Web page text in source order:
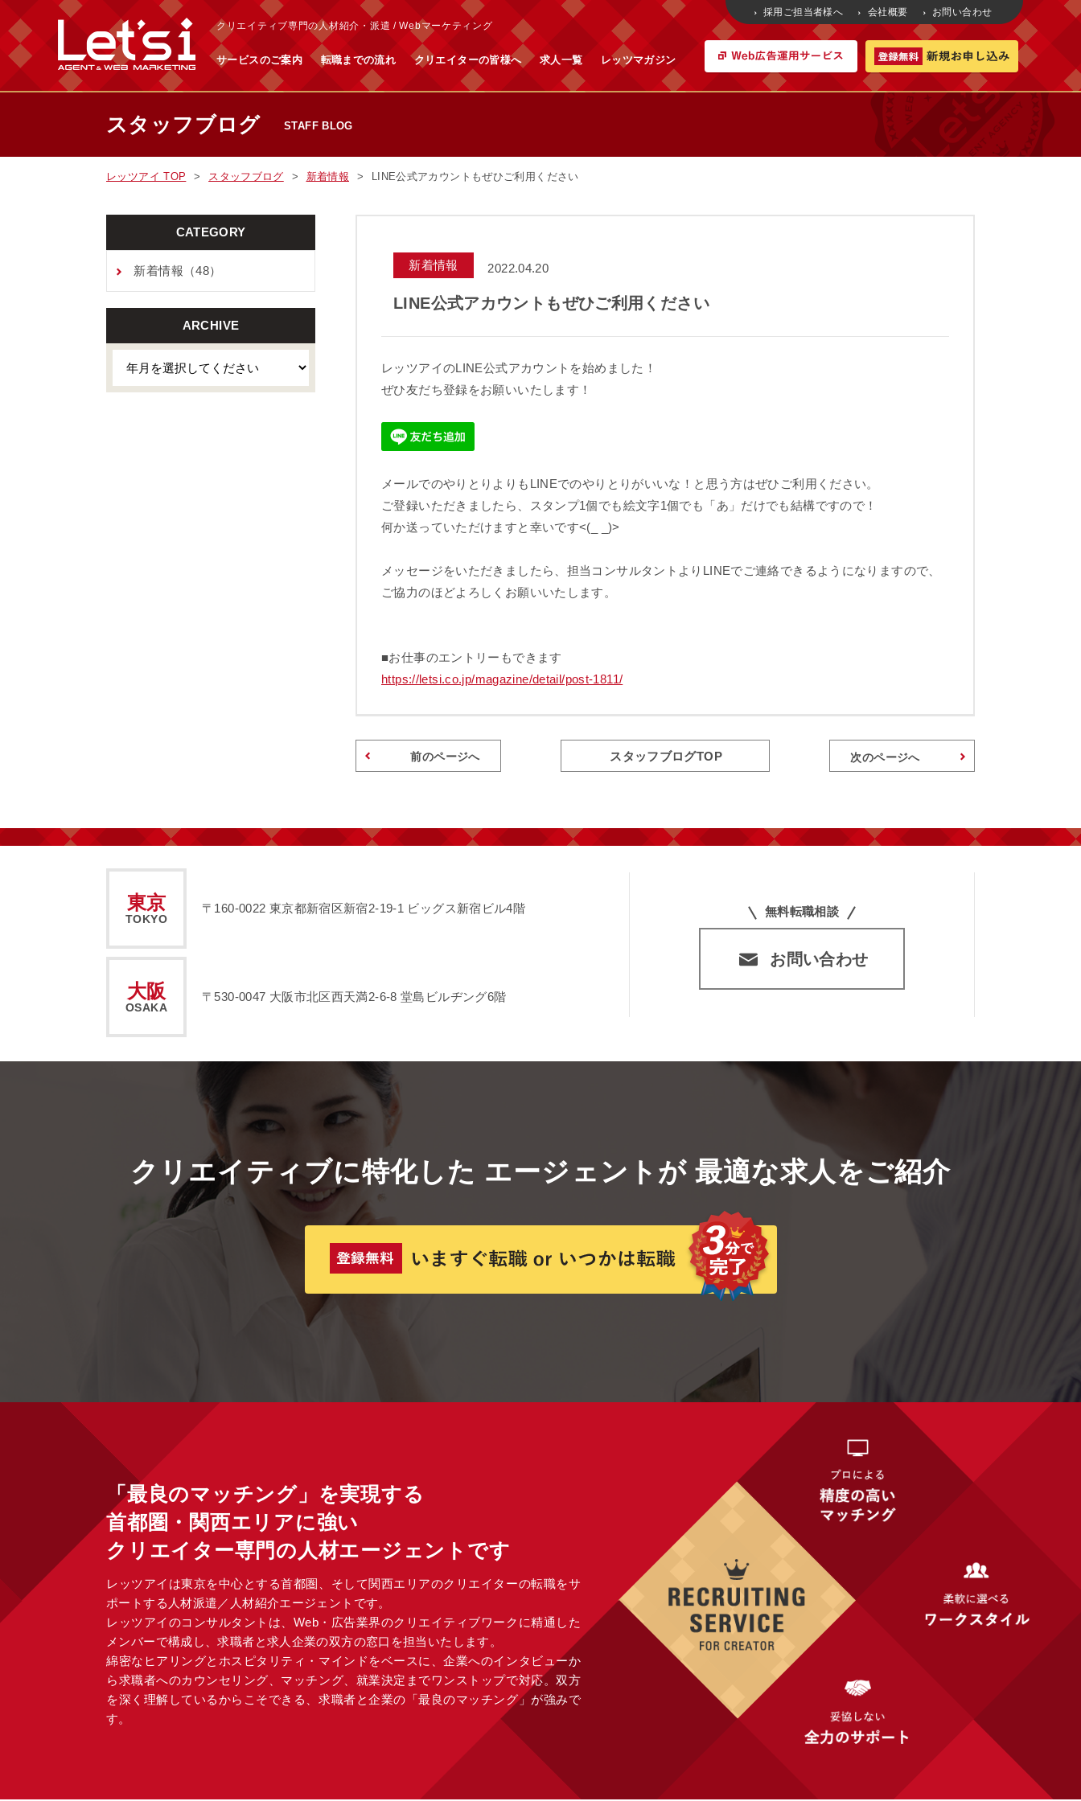
クリエイティブ専門の人材紹介・派遣 / Webマーケティング
サービスのご案内 転職までの流れ クリエイターの皆様へ 求人一覧 レッツマガジン
採用ご担当者様へ 会社概要 お問い合わせ
スタッフブログ STAFF BLOG
レッツアイ TOP スタッフブログ 新着情報 LINE公式アカウントもぜひご利用ください
新着情報 2022.04.20
LINE公式アカウントもぜひご利用ください
レッツアイのLINE公式アカウントを始めました！
ぜひ友だち登録をお願いいたします！
メールでのやりとりよりもLINEでのやりとりがいいな！と思う方はぜひご利用ください。
ご登録いただきましたら、スタンプ1個でも絵文字1個でも「あ」だけでも結構ですので！
何か送っていただけますと幸いです<(_ _)>
メッセージをいただきましたら、担当コンサルタントよりLINEでご連絡できるようになりますので、
ご協力のほどよろしくお願いいたします。
■お仕事のエントリーもできます
https://letsi.co.jp/magazine/detail/post-1811/
前のページへ スタッフブログTOP 次のページへ
CATEGORY
新着情報（48）
ARCHIVE
東京
TOKYO
〒160-0022 東京都新宿区新宿2-19-1 ビッグス新宿ビル4階
大阪
OSAKA
〒530-0047 大阪市北区西天満2-6-8 堂島ビルヂング6階
無料転職相談
お問い合わせ
クリエイティブに特化した エージェントが最適な求人をご紹介
「最良のマッチング」を実現する
首都圏・関西エリアに強い
クリエイター専門の人材エージェントです
レッツアイは東京を中心とする首都圏、そして関西エリアのクリエイターの転職をサ
ポートする人材派遣／人材紹介エージェントです。
レッツアイのコンサルタントは、Web・広告業界のクリエイティブワークに精通した
メンバーで構成し、求職者と求人企業の双方の窓口を担当いたします。
綿密なヒアリングとホスピタリティ・マインドをベースに、企業へのインタビューか
ら求職者へのカウンセリング、マッチング、就業決定までワンストップで対応。双方
を深く理解しているからこそできる、求職者と企業の「最良のマッチング」が強みで
す。